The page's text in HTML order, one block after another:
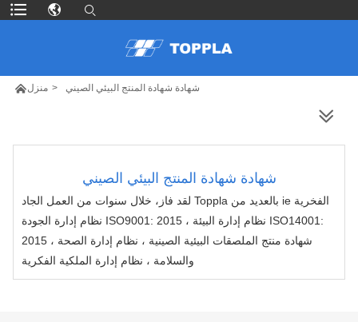
منزل > شهادة شهادة المنتج البيئي الصيني
شهادة شهادة المنتج البيئي الصيني
خلال سنوات من العمل الجاد ،
نظام إدارة الجودة ISO9001: 2015 ، نظام إدارة البيئة ISO14001:
2015 ، شهادة منتج الملصقات البيئية الصينية ، نظام إدارة الصحة
والسلامة ، نظام إدارة الملكية الفكرية